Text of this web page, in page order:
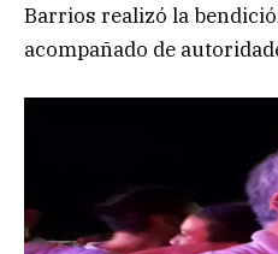
Barrios realizó la
acompañado de